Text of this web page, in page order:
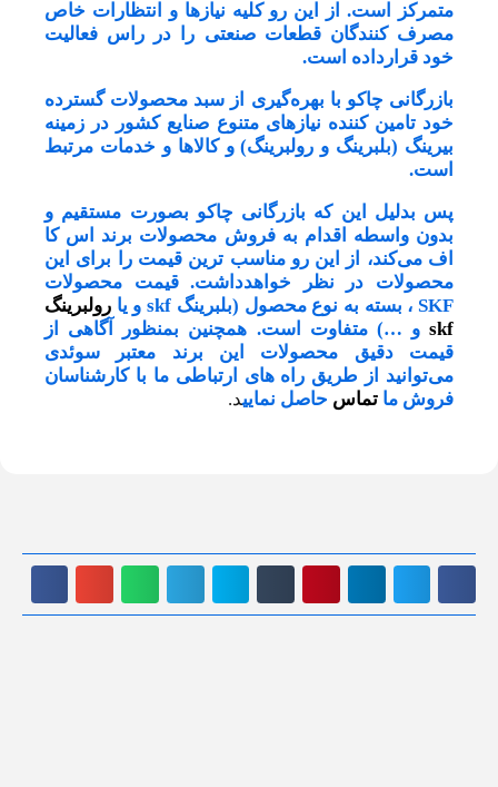
متمرکز است. از این رو کلیه نیازها و انتظارات خاص
مصرف کنندگان قطعات صنعتی را در راس فعالیت
خود قرارداده است.
بازرگانی چاکو با بهره‌گیری از سبد محصولات گسترده
خود تامین کننده نیازهای متنوع صنایع کشور در زمینه
بیرینگ (بلبرینگ و رولبرینگ) و کالاها و خدمات مرتبط
است.
پس بدلیل این که بازرگانی چاکو بصورت مستقیم و
بدون واسطه اقدام به فروش محصولات برند اس کا
اف می‌کند، از این رو مناسب ترین قیمت را برای این
محصولات در نظر خواهدداشت. قیمت محصولات
SKF ، بسته به نوع محصول (بلبرینگ skf و یا
رولبرینگ
skf و …) متفاوت است. همچنین بمنظور آگاهی از
قیمت دقیق محصولات این برند معتبر سوئدی
می‌توانید از طریق راه های ارتباطی ما با کارشناسان
فروش ما تماس حاصل نمایید.